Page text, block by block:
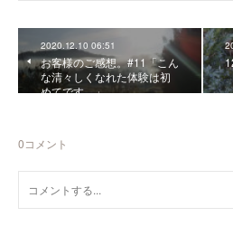
2020.12.10 06:51
お客様のご感想。#11「こん
な清々しくなれた体験は初
めてです。」
0コメント